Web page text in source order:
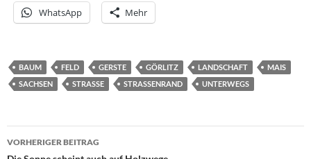
WhatsApp Mehr
BAUM FELD GERSTE GÖRLITZ LANDSCHAFT
MAIS
SACHSEN
STRASSE STRASSENRAND UNTERWEGS
Beitragsnavigation
VORHERIGER BEITRAG